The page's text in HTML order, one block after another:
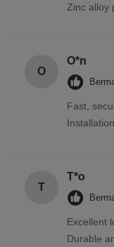
Zinc alloy
O
O*n
Fast,
T
T*o
Excellent
Durable